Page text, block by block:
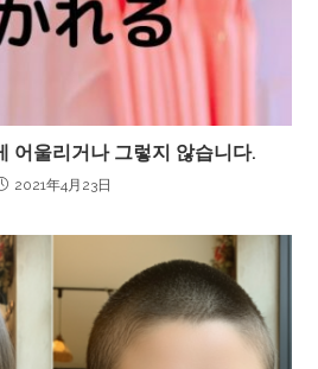
어울리거나 그렇지 않습니다.
2021年4月23日